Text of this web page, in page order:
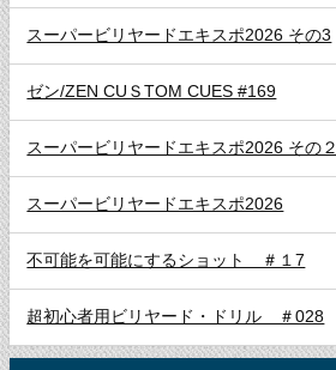
スーパービリヤードエキスポ2026 その3
ゼン/ZEN CUＳTOM CUES #169
スーパービリヤードエキスポ2026 その２
スーパービリヤードエキスポ2026
不可能を可能にするショット ＃１7
超初心者用ビリヤード・ドリル ＃028